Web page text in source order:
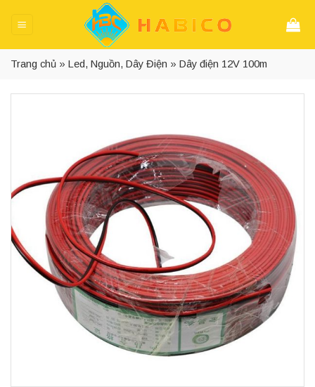
Trang chủ » Led, Nguồn, Dây Điện » Dây điện 12V 100m